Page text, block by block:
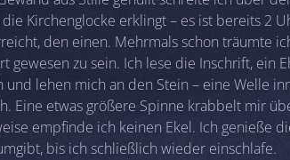
Kirchenglocke erklingt – es ist bereits 2
den einen. Mehrmals schon träumte
gewesen zu sein. Ich lese die Inschrift, ein
lehen mich an den Stein – eine Welle
Eine etwas größere Spinne krabbelt mir
empfinde ich keinen Ekel. Ich genieße
bis ich schließlich wieder einschlafe.